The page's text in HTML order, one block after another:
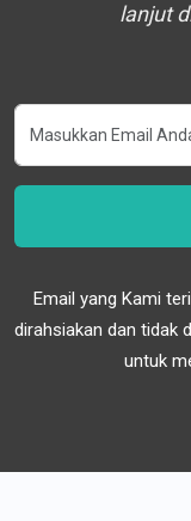
lanjut
Email yang Kami
dirahsiakan dan tidak
untuk